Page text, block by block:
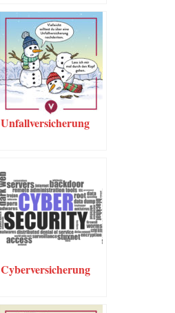
Unfall­ver­si­che­rung
Cyber­ver­si­che­rung